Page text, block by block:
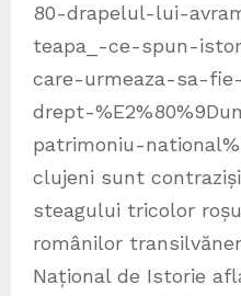
80-drapelul-lui-
teapa_-ce-spun-
care-urmeaza-sa-
drept-
patrimoniu-
clujeni sunt
steagului tricolor
românilor
Național de Istorie